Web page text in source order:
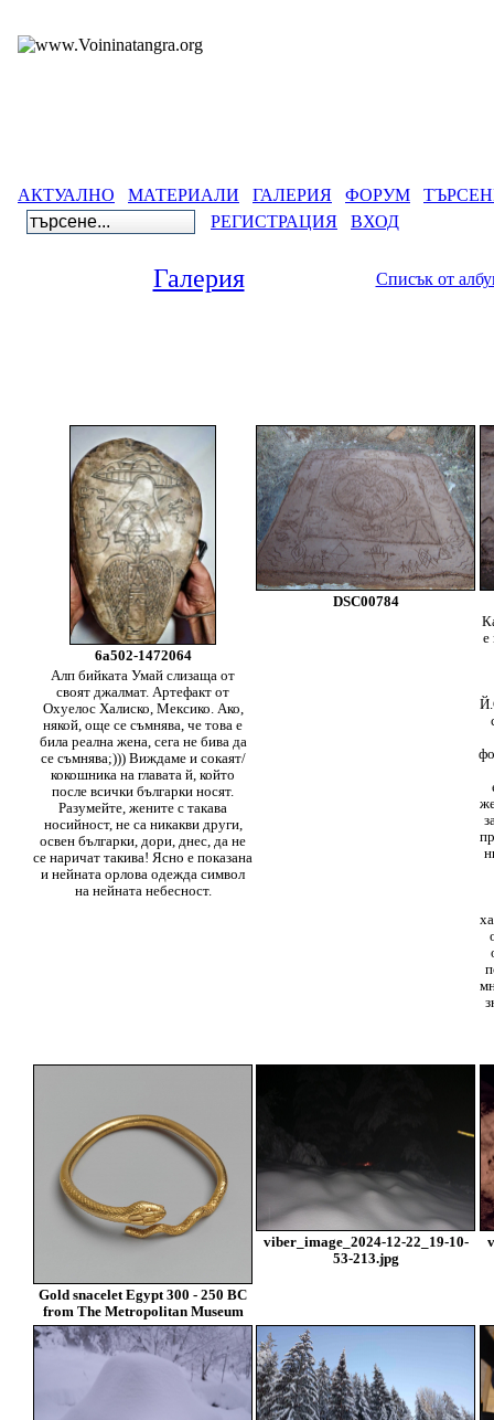
АКТУАЛНО МАТЕРИАЛИ ГАЛЕРИЯ ФОРУМ
РЕГИСТРАЦИЯ
ВХОД
Галерия Списък от
6a502-1472064
Алп бийката Умай слизаща от
своят джалмат. Артефакт от
Охуелос Халиско, Мексико. Ако,
някой, още се съмнява, че това е
била реална жена, сега не бива да
се съмнява;))) Виждаме и сокаят/
кокошника на главата й, който
после всички българки носят.
Разумейте, жените с такава
носийност, не са никакви други,
освен българки, дори, днес, да не
се наричат такива! Ясно е показана
и нейната орлова одежда символ
на нейната небесност.
DSC00784
е
Gold snacelet Egypt 300 - 250 BC
from The Metropolitan Museum
viber_image_2024-12-22_19-10-
53-213.jpg